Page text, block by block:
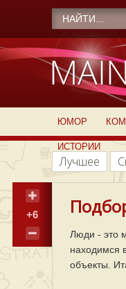
ЮМОР
ИСТОРИИ
Лучшее
+6
Люди - это
находимся
объекты.